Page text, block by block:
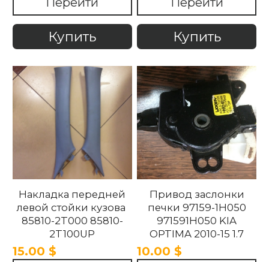
Купить
858202T100UP Kia
Optima 2010 -2015
Купить
Накладка передней
левой стойки кузова
85810-2T000 85810-
2T100UP
858102T100UP
15.00 $
Привод заслонки
печки 97159-1H050
971591H050 KIA
OPTIMA 2010-15 1.7
10.00 $